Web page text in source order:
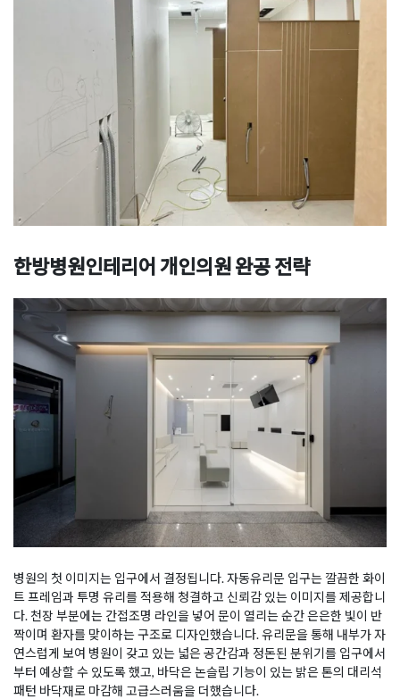
한방병원인테리어 개인의원 완공 전략
병원의 첫 이미지는 입구에서 결정됩니다. 자동유리문 입구는 깔끔한 화이
트 프레임과 투명 유리를 적용해 청결하고 신뢰감 있는 이미지를 제공합니
다. 천장 부분에는 간접조명 라인을 넣어 문이 열리는 순간 은은한 빛이 반
짝이며 환자를 맞이하는 구조로 디자인했습니다. 유리문을 통해 내부가 자
연스럽게 보여 병원이 갖고 있는 넓은 공간감과 정돈된 분위기를 입구에서
부터 예상할 수 있도록 했고, 바닥은 논슬립 기능이 있는 밝은 톤의 대리석
패턴 바닥재로 마감해 고급스러움을 더했습니다.